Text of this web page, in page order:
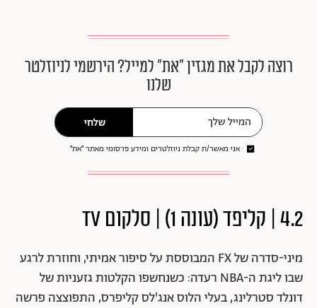
רוצה לקבל את מגזין ״את״ למייל? הירשמי לניוזלטר
שלנו
שלחי
אני מאשר/ת קבלת ניוזלטרים ומידע פרסומי מאתר ״את״
4.2 | קליפד (עונה 1) | סלקום TV
מיני-סדרה של FX המבוססת על סיפור אמיתי, וחוזרת לרגע
שבו ליגת ה-NBA רעדה: כשנחשפו הקלטות גזעניות של
דונלד סטרלינג, בעלי הלוס אנג'לס קליפרס, התפוצצה פרשה